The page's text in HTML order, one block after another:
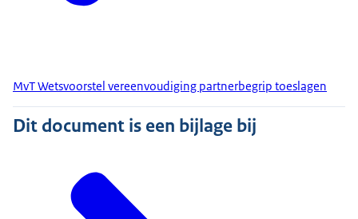
MvT Wetsvoorstel vereenvoudiging partnerbegrip toeslagen
Dit document is een bijlage bij